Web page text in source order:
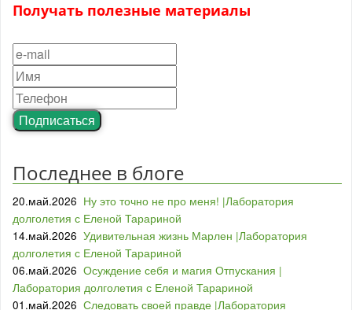
Получать полезные материалы
Подписаться
Последнее в блоге
20.май.2026 Ну это точно не про меня! |Лаборатория
долголетия с Еленой Тарариной
14.май.2026 Удивительная жизнь Марлен |Лаборатория
долголетия с Еленой Тарариной
06.май.2026 Осуждение себя и магия Отпускания |
Лаборатория долголетия с Еленой Тарариной
01.май.2026 Следовать своей правде |Лаборатория